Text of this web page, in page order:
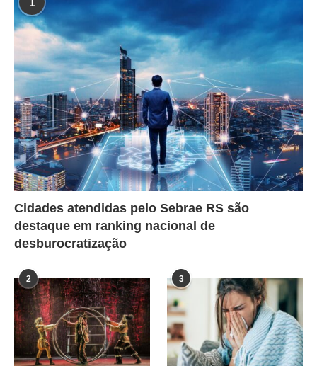
1
Cidades atendidas pelo Sebrae RS são
destaque em ranking nacional de
desburocratização
2 3